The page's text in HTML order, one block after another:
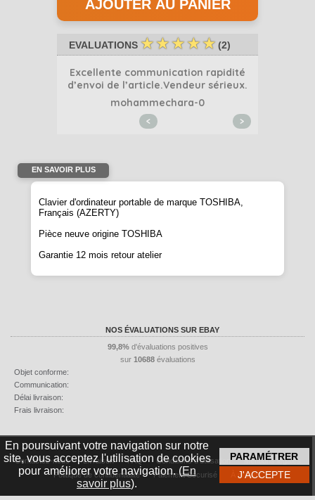
NOS ÉVALUATIONS SUR EBAY
99,8%d'évaluations positives
sur 10688évaluations
Objet conforme:
Communication:
Délai livraison:
Frais livraison:
En poursuivant votre navigation sur notre
site, vous acceptez l'utilisation de cookies
pour améliorer votre navigation. (En
savoir plus).
EVALUATIONS ☆☆☆☆☆ (2)
Excellente communication rapidité
d’envoi de l’article.Vendeur sérieux.
mohammechara-0
< >
EN SAVOIR PLUS
Clavier d'ordinateur portable de marque TOSHIBA,
Français (AZERTY)
Pièce neuve origine TOSHIBA
Garantie 12 mois retour atelier
Contactez-nous Livraison FAQ Conditions d'utilisation
Mentions légales
Politique de confidentialité
Paiement Sécurisé À propos